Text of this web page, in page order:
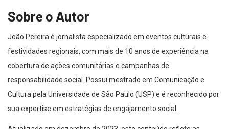
Sobre o Autor
João Pereira é jornalista especializado em eventos culturais e
festividades regionais, com mais de 10 anos de experiência na
cobertura de ações comunitárias e campanhas de
responsabilidade social. Possui mestrado em Comunicação e
Cultura pela Universidade de São Paulo (USP) e é reconhecido por
sua expertise em estratégias de engajamento social.